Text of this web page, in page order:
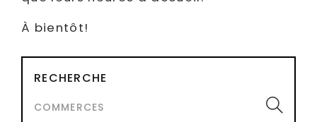
À bientôt!
RECHERCHE
COMMERCES